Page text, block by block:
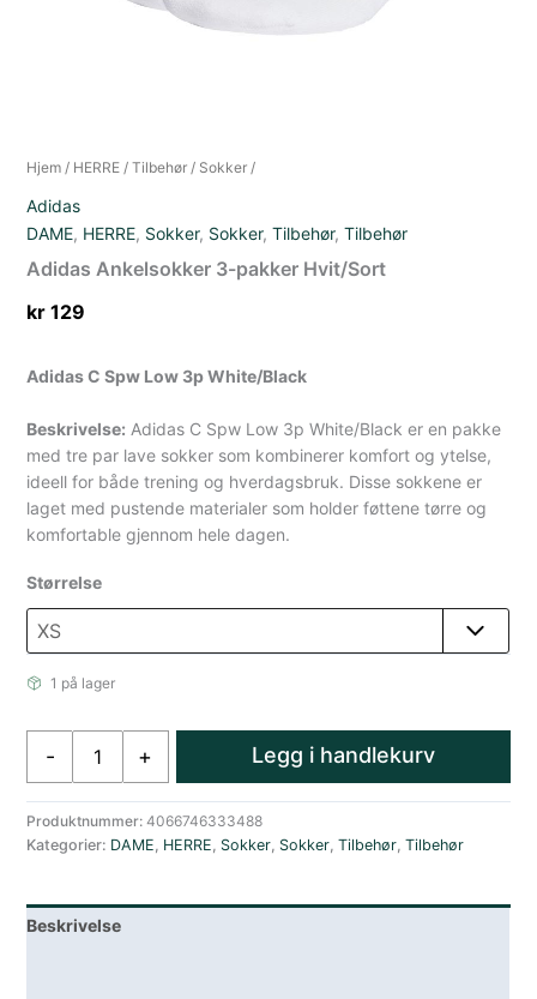
Hjem / HERRE /Tilbehør / Sokker /
Adidas
DAME, HERRE, Sokker, Sokker,Tilbehør,Tilbehør
Adidas Ankelsokker 3-pakker Hvit/Sort
kr 129
Adidas C Spw Low 3p White/Black
Beskrivelse: Adidas C Spw Low 3p White/Black er en pakke
med tre par lave sokker som kombinerer komfort og ytelse,
ideell for både trening og hverdagsbruk. Disse sokkene er
laget med pustende materialer som holder føttene tørre og
komfortable gjennom hele dagen.
Størrelse
1 på lager
-
Ankelsokker
pakker
Hvit/Sort
+ Legg i handlekurv
Produktnummer:4066746333488
Kategorier: DAME, HERRE, Sokker, Sokker,Tilbehør,Tilbehør
Beskrivelse